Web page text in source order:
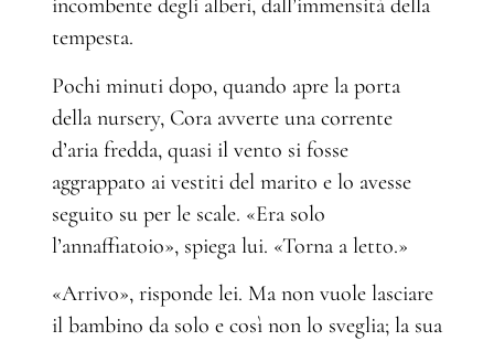
incombente degli alberi, dall’immensità della
tempesta.
Pochi minuti dopo, quando apre la porta
della nursery, Cora avverte una corrente
d’aria fredda, quasi il vento si fosse
aggrappato ai vestiti del marito e lo avesse
seguito su per le scale. «Era solo
l’annaffiatoio», spiega lui. «Torna a letto.»
«Arrivo», risponde lei. Ma non vuole lasciare
il bambino da solo e così non lo sveglia; la sua